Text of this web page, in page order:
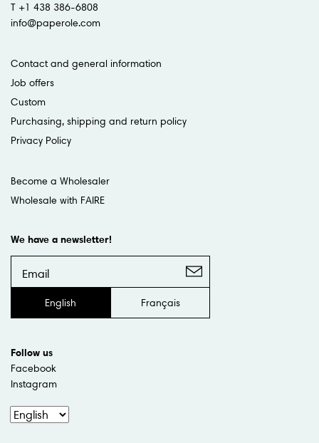
T +1 438 386-6808
info@paperole.com
Contact and general information
Job offers
Custom
Purchasing, shipping and return policy
Privacy Policy
Become a Wholesaler
Wholesale with FAIRE
We have a newsletter!
English Français
Follow us
Facebook
Instagram